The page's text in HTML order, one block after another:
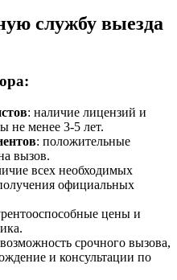
службу выезда
: наличие лицензий и
не менее 3-5 лет.
: положительные
вызов.
всех необходимых
официальных
цены и
срочного вызова,
и консультации по